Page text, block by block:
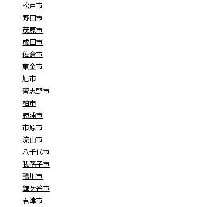
松戸市
野田市
茂原市
成田市
佐倉市
東金市
旭市
習志野市
柏市
勝浦市
市原市
流山市
八千代市
我孫子市
鴨川市
鎌ケ谷市
君津市